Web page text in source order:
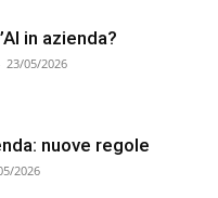
in azienda?
23/05/2026
nuove regole
2026